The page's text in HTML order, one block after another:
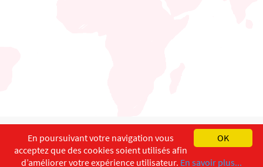
English Français
Copyright ©ISEC-AdW Impressum
OK
En poursuivant votre navigation vous
acceptez que des cookies soient utilisés afin
d’améliorer votre expérience utilisateur. En savoir plus...